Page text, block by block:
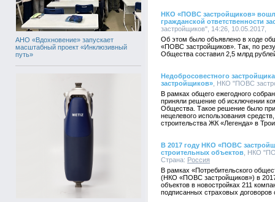
АНО «Вдохновение» запускает
масштабный проект «Инклюзивный
путь»
НКО «ПОВС застройщиков»
гражданской ответственности
застройщиков", 14:26, 10.05.2017,
Об этом было объявлено в ходе
«ПОВС застройщиков». Так, по
Общества составил 2,5 млрд
Недобросовестного
застройщиков» , НКО "ПОВС
В рамках общего ежегодного
приняли решение об исключении
Общества. Такое решение было
нецелевого использования
строительства ЖК «Легенда» в
В 2017 году НКО «ПОВС
строительных объектов , НКО
Страна: Россия
В рамках «Потребительского
(НКО «ПОВС застройщиков») в
объектов в новостройках 211
подписанных страховых